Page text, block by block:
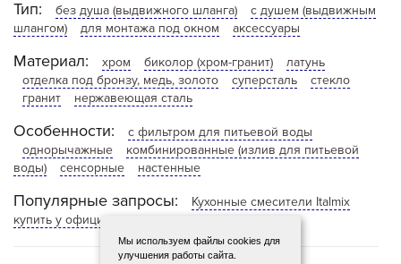
Тип: без душа (выдвижного шланга)
с душем (выдвижным
шлангом)
для монтажа под окном аксессуары
Материал: хром биколор (хром-гранит)
латунь
отделка под бронзу, медь, золото
суперсталь
стекло
гранит
нержавеющая сталь
Особенности:
с фильтром для питьевой воды
однорычажные
комбинированные (излив для питьевой
воды)
сенсорные настенные
Популярные запросы:
Кухонные смесители Italmix
купить у официального дилера
Мы используем файлы cookies для
улучшения работы сайта.